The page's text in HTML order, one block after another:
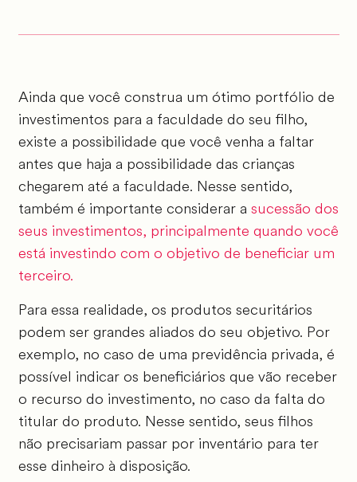
Ainda que você construa um ótimo portfólio de
investimentos para a faculdade do seu filho,
existe a possibilidade que você venha a faltar
antes que haja a possibilidade das crianças
chegarem até a faculdade. Nesse sentido,
também é importante considerar a sucessão dos
seus investimentos, principalmente quando você
está investindo com o objetivo de beneficiar um
terceiro.
Para essa realidade, os produtos securitários
podem ser grandes aliados do seu objetivo. Por
exemplo, no caso de uma previdência privada, é
possível indicar os beneficiários que vão receber
o recurso do investimento, no caso da falta do
titular do produto. Nesse sentido, seus filhos
não precisariam passar por inventário para ter
esse dinheiro à disposição.